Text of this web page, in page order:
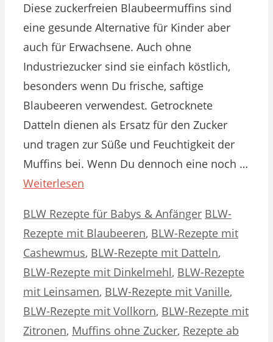
Diese zuckerfreien Blaubeermuffins sind
eine gesunde Alternative für Kinder aber
auch für Erwachsene. Auch ohne
Industriezucker sind sie einfach köstlich,
besonders wenn Du frische, saftige
Blaubeeren verwendest. Getrocknete
Datteln dienen als Ersatz für den Zucker
und tragen zur Süße und Feuchtigkeit der
Muffins bei. Wenn Du dennoch eine noch …
Weiterlesen
Kategorien
BLW Rezepte für Babys & Anfänger Schlagwörter
BLW-
Rezepte mit Blaubeeren, BLW-Rezepte mit
Cashewmus, BLW-Rezepte mit Datteln,
BLW-Rezepte mit Dinkelmehl, BLW-Rezepte
mit Leinsamen, BLW-Rezepte mit Vanille,
BLW-Rezepte mit Vollkorn, BLW-Rezepte mit
Zitronen, Muffins ohne Zucker, Rezepte ab